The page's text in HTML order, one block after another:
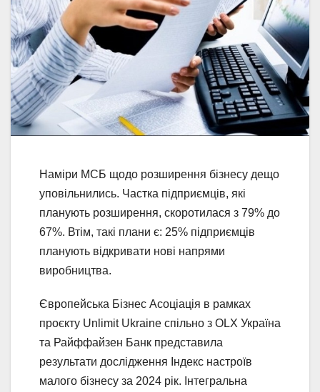
Наміри МСБ щодо розширення бізнесу дещо
уповільнились. Частка підприємців, які
планують розширення, скоротилася з 79% до
67%. Втім, такі плани є: 25% підприємців
планують відкривати нові напрями
виробництва.
Європейська Бізнес Асоціація в рамках
проєкту Unlimit Ukraine спільно з OLX Україна
та Райффайзен Банк представила
результати дослідження Індекс настроїв
малого бізнесу за 2024 рік. Інтегральна